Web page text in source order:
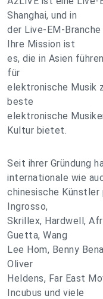
Shanghai, und in
der Live-EM-
Ihre Mission ist
es, die in Asien
für
elektronische Musik
beste
elektronische
Kultur bietet.
Seit ihrer Gründung
internationale wie
chinesische
Ingrosso,
Skrillex, Hardwell,
Guetta, Wang
Lee Hom, Benny
Oliver
Heldens, Far East
Incubus und viele